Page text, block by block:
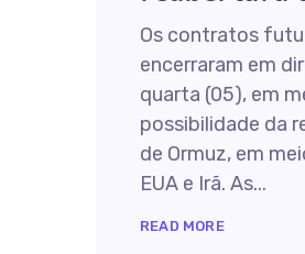
Os contratos
encerraram em
quarta (05), em
possibilidade da
de Ormuz, em
EUA e Irã. As...
READ MORE